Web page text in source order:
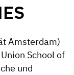
Amsterdam)
School of
und